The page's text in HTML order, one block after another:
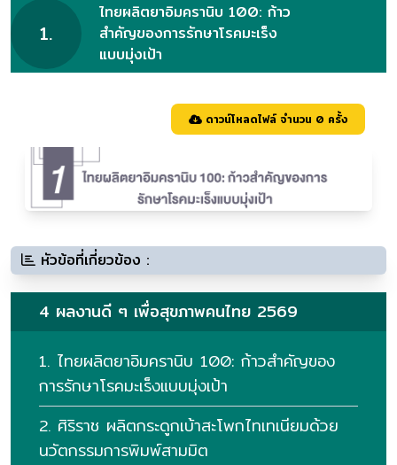
1.
ไทยผลิตยาอิมครานิบ 100: ก้าว
สําคัญของการรักษาโรคมะเร็ง
แบบมุ่งเป้า
ดาวน์โหลดไฟล์ จำนวน 0 ครั้ง
หัวข้อที่เกี่ยวข้อง :
4 ผลงานดี ๆ เพื่อสุขภาพคนไทย 2569
1. ไทยผลิตยาอิมครานิบ 100: ก้าวสําคัญของ
การรักษาโรคมะเร็งแบบมุ่งเป้า
2. ศิริราช ผลิตกระดูกเบ้าสะโพกไทเทเนียมด้วย
นวัตกรรมการพิมพ์สามมิต